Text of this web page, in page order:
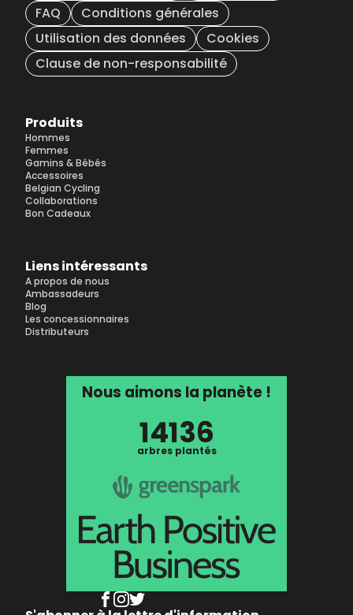
FAQ
Conditions générales
Utilisation des données
Cookies
Clause de non-responsabilité
Produits
Hommes
Femmes
Gamins & Bébés
Accessoires
Belgian Cycling
Collaborations
Bon Cadeaux
Liens intéressants
A propos de nous
Ambassadeurs
Blog
Les concessionnaires
Distributeurs
Nous aimons la planète !
14136
arbres plantés